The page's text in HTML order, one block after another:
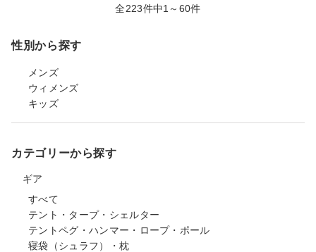
全223件中1～60件
性別から探す
メンズ
ウィメンズ
キッズ
カテゴリーから探す
ギア
すべて
テント・タープ・シェルター
テントペグ・ハンマー・ロープ・ポール
寝袋（シュラフ）・枕